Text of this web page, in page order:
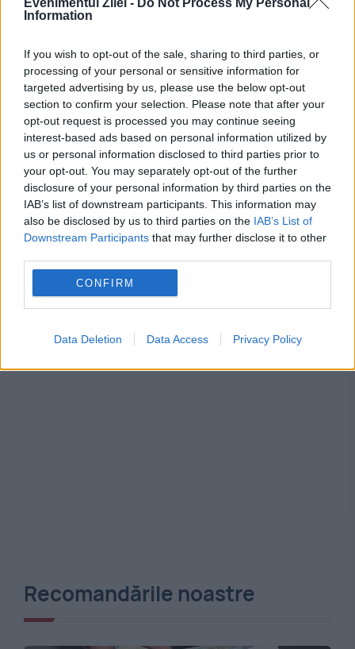
Evenimentul Zilei - Do Not Process My Personal
Information
If you wish to opt-out of the sale, sharing to third parties, or
processing of your personal or sensitive information for
targeted advertising by us, please use the below opt-out
section to confirm your selection. Please note that after your
opt-out request is processed you may continue seeing
interest-based ads based on personal information utilized by
us or personal information disclosed to third parties prior to
your opt-out. You may separately opt-out of the further
disclosure of your personal information by third parties on the
IAB’s list of downstream participants. This information may
also be disclosed by us to third parties on the IAB’s List of
Downstream Participants that may further disclose it to other
CONFIRM
Data Deletion Data Access Privacy Policy
în energie: „Trebuie să accelerăm cât se
Cum verifici dacă ai datorii la Primărie?
Metoda prin care afli online dacă ai
restanțe la taxe și impozite
banca banca transilvania banci BNR
cec Bank credit ing bank limita
varsta
Recomandările noastre